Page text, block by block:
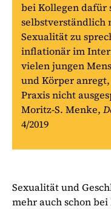
bei Kollegen dafür
selbstverständlich
Sexualität zu
inflationär im
vielen jungen
und Körper
Praxis nicht
Moritz-S. Menke,
4/2019
Sexualität und
mehr auch schon